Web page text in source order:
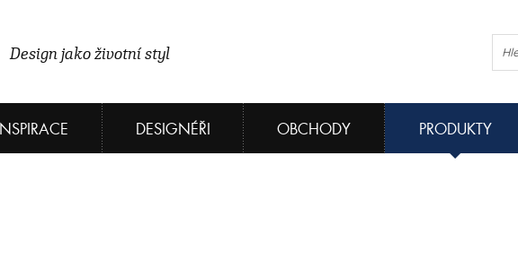
Design jako životní styl
INSPIRACE DESIGNÉŘI OBCHODY PRODUKTY